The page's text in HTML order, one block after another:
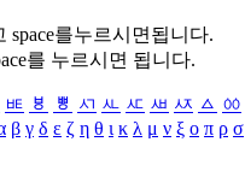
space를누르시면됩니다.
를 누르시면 됩니다.
ㅷ ㅸ ㅹ ㅺ ㅻ ㅼ ㅽ ㅾ ㅿ ㆀ
β γ δ ε ζ η θ ι κ λ μ ν ξ ο π ρ σ